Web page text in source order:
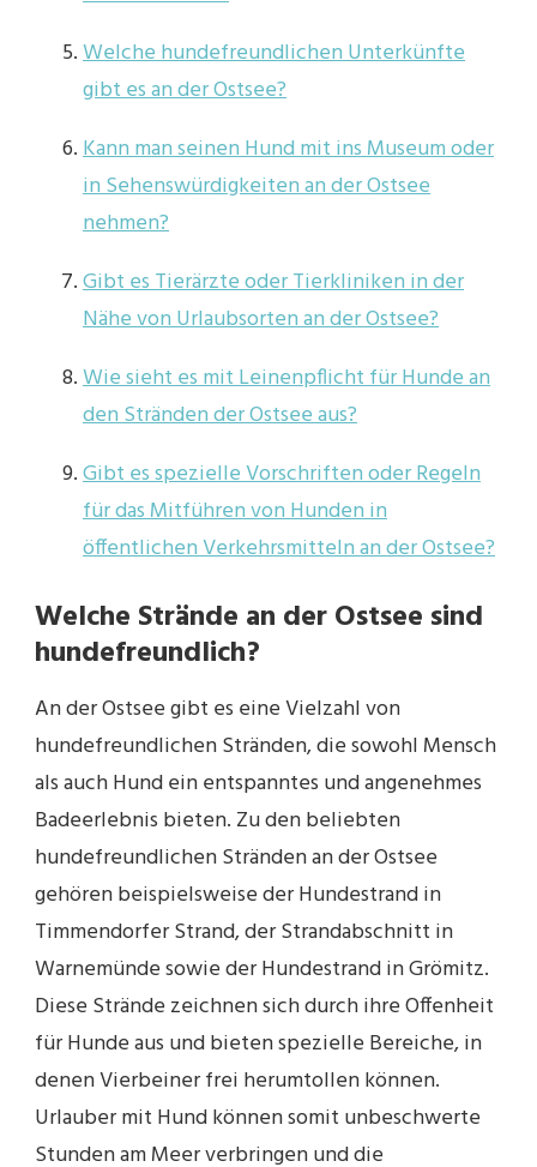
Welche hundefreundlichen Unterkünfte
gibt es an der Ostsee?
Kann man seinen Hund mit ins Museum oder
in Sehenswürdigkeiten an der Ostsee
nehmen?
Gibt es Tierärzte oder Tierkliniken in der
Nähe von Urlaubsorten an der Ostsee?
Wie sieht es mit Leinenpflicht für Hunde an
den Stränden der Ostsee aus?
Gibt es spezielle Vorschriften oder Regeln
für das Mitführen von Hunden in
öffentlichen Verkehrsmitteln an der Ostsee?
Welche Strände an der Ostsee sind
hundefreundlich?
An der Ostsee gibt es eine Vielzahl von
hundefreundlichen Stränden, die sowohl Mensch
als auch Hund ein entspanntes und angenehmes
Badeerlebnis bieten. Zu den beliebten
hundefreundlichen Stränden an der Ostsee
gehören beispielsweise der Hundestrand in
Timmendorfer Strand, der Strandabschnitt in
Warnemünde sowie der Hundestrand in Grömitz.
Diese Strände zeichnen sich durch ihre Offenheit
für Hunde aus und bieten spezielle Bereiche, in
denen Vierbeiner frei herumtollen können.
Urlauber mit Hund können somit unbeschwerte
Stunden am Meer verbringen und die